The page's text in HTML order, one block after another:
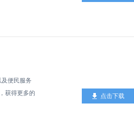
便民服务
获得更多的
点击下载